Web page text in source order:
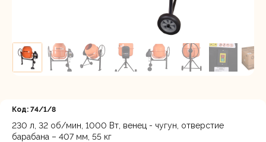
Код: 74/1/8
230 л, 32 об/мин, 1000 Вт, венец - чугун, отверстие
барабана – 407 мм, 55 кг